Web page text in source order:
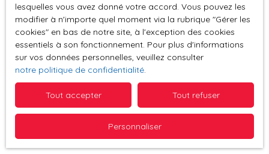
Pertinence
Trier par Créer une alerte
Aucun résultat
lesquelles vous avez donné votre accord. Vous pouvez les
modifier à n'importe quel moment via la rubrique ″Gérer les
cookies″ en bas de notre site, à l'exception des cookies
essentiels à son fonctionnement. Pour plus d'informations
sur vos données personnelles, veuillez consulter
notre politique de confidentialité.
Tout accepter Tout refuser
Personnaliser